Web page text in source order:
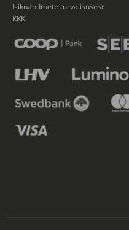
Isikuandmete turvalisusest
KKK